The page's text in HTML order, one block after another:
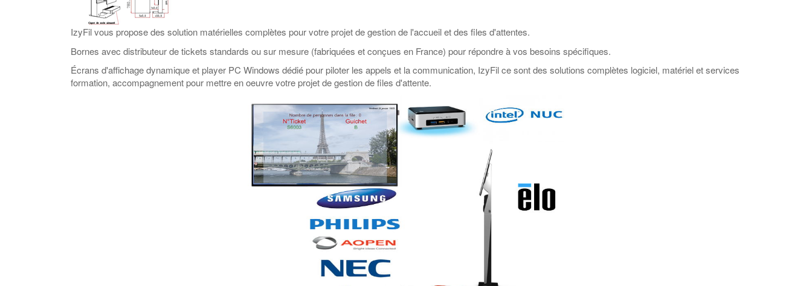
IzyFil vous propose des solution matérielles complètes pour votre projet de gestion de l'accueil et des files d'attentes.
Bornes avec distributeur de tickets standards ou sur mesure (fabriquées et conçues en France) pour répondre à vos besoins spécifiques.
Écrans d'affichage dynamique et player PC Windows dédié pour piloter les appels et la communication, IzyFil ce sont des solutions complètes logiciel, matériel et services
formation, accompagnement pour mettre en oeuvre votre projet de gestion de files d'attente.